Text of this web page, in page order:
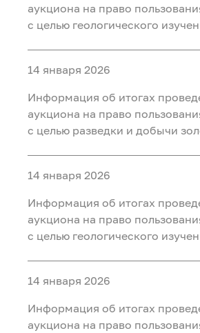
аукциона на право
с целью геологического
«Тарховский»,
территории Ханты-
Ханты-Мансийского
- Югры
14 января 2026
Информация об итогах
аукциона на право
с целью разведки и добычи
недр «Мостовка р.» в
области
14 января 2026
Информация об итогах
аукциона на право
с целью геологического
«Юильский 5», расположенного
территории Белоярского
Мансийского автономного
14 января 2026
Информация об итогах
аукциона на право